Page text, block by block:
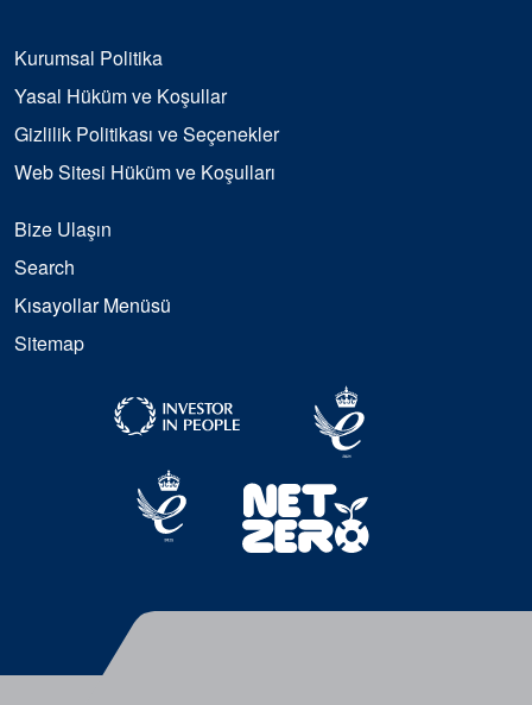
Kurumsal Politika
Yasal Hüküm ve Koşullar
Gizlilik Politikası ve Seçenekler
Web Sitesi Hüküm ve Koşulları
Bize Ulaşın
Search
Kısayollar Menüsü
Sitemap